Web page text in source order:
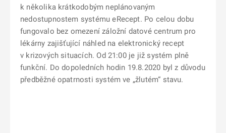
k několika krátkodobým neplánovaným
nedostupnostem systému eRecept. Po celou dobu
fungovalo bez omezení záložní datové centrum pro
lékárny zajišťující náhled na elektronický recept
v krizových situacích. Od 21:00 je již systém plně
funkční. Do dopoledních hodin 19.8.2020 byl z důvodu
předběžné opatrnosti systém ve „žlutém“ stavu.